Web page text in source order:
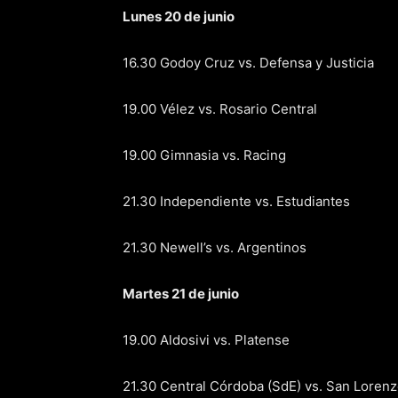
Lunes 20 de junio
16.30 Godoy Cruz vs. Defensa y Justicia
19.00 Vélez vs. Rosario Central
19.00 Gimnasia vs. Racing
21.30 Independiente vs. Estudiantes
21.30 Newell’s vs. Argentinos
Martes 21 de junio
19.00 Aldosivi vs. Platense
21.30 Central Córdoba (SdE) vs. San